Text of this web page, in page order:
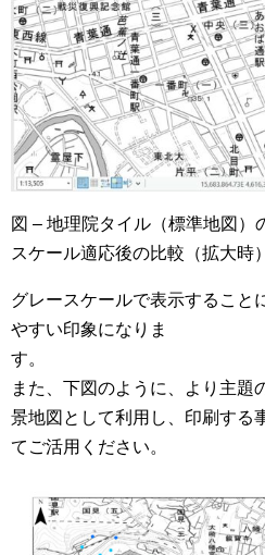
図 – 地理院タイル（標準地図）
スケール適応後の比較（拡大時）
グレースケールで表示すること
やすい印象になりま
また、下図のように、より主題
景地図として利用し、印刷する
てご活用くださ